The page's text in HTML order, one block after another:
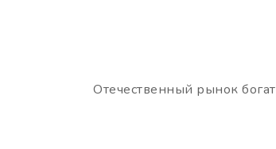
Отечественный рынок богат